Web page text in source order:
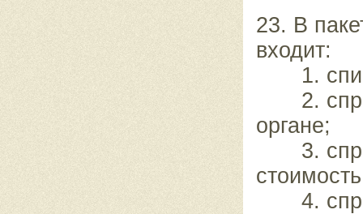
23. В
входит:
1.
2.
органе;
3.
4.